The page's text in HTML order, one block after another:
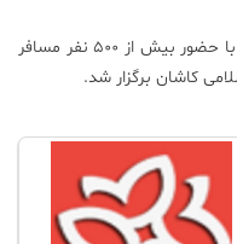
نخستین همایش مسافران قبله روز جمعه با حضور بیش از ۵۰۰ نفر مسافر
کاشان برگزار شد.